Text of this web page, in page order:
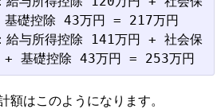
礎控除 43万円 = 217万円
給与所得控除 141万円 + 社会保
額はこのようになります。